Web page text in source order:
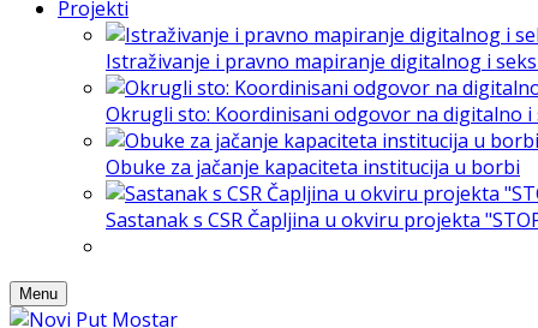
Projekti
Istraživanje i pravno mapiranje digitalnog i
Okrugli sto: Koordinisani odgovor na digitalno i
Obuke za jačanje kapaciteta institucija u borbi
Sastanak s CSR Čapljina u okviru projekta
Menu